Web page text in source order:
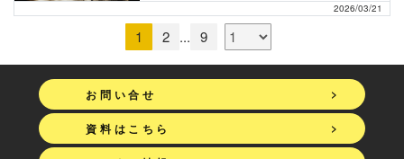
2026/03/21
1 2 ... 9
>
お問い合せ
>
資料はこちら